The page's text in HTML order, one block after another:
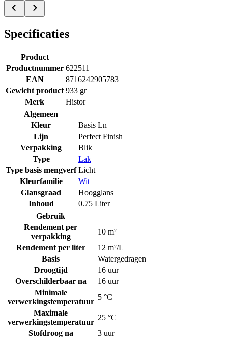
Specificaties
Product
Productnummer 622511
EAN
8716242905783
Gewicht product 933 gr
Merk
Histor
Algemeen
Kleur
Basis Ln
Lijn
Perfect Finish
Verpakking
Blik
Type
Lak
Type basis mengverf Licht
Kleurfamilie
Wit
Glansgraad
Hoogglans
Inhoud
0.75 Liter
Gebruik
Rendement per
verpakking
10 m²
Rendement per liter
12 m²/L
Basis
Watergedragen
Droogtijd
16 uur
Overschilderbaar na
16 uur
Minimale
verwerkingstemperatuur
5 °C
Maximale
verwerkingstemperatuur
25 °C
Stofdroog na
3 uur